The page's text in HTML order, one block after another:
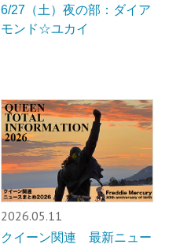
6/27（土）夜の部：ダイア
モンド☆ユカイ
2026.05.11
クイーン関連 最新ニュー